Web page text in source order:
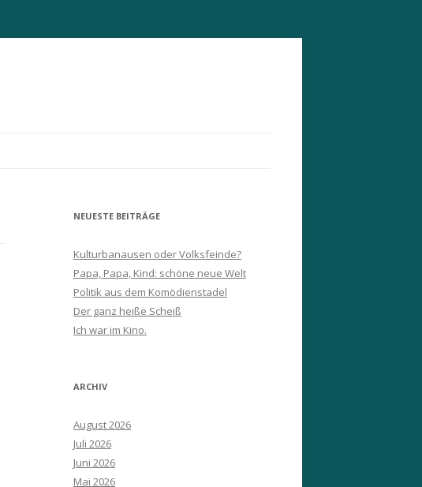
NEUESTE BEITRÄGE
Kulturbanausen oder Volksfeinde?
Papa, Papa, Kind: schöne neue Welt
Politik aus dem Komödienstadel
Der ganz heiße Scheiß
Ich war im Kino.
ARCHIV
August 2026
Juli 2026
Juni 2026
Mai 2026